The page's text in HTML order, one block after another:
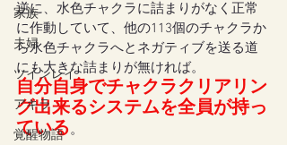
家族
夫婦
ツインレイ
アキラ
覚醒物語
逆に、水色チャクラに詰まりがなく正常
に作動していて、他の113個のチャクラか
ら水色チャクラへとネガティブを送る道
にも大きな詰まりが無ければ。
自分自身でチャクラクリアリン
グ出来るシステムを全員が持っ
ている。